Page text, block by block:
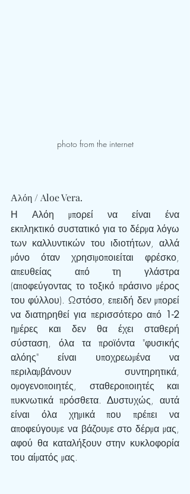
photo from the internet
Αλόη / Aloe Vera.
Η Αλόη μπορεί να είναι ένα
εκπληκτικό συστατικό για το δέρμα λόγω
των καλλυντικών του ιδιοτήτων, αλλά
μόνο όταν χρησιμοποιείται φρέσκο,
απευθείας από τη γλάστρα
(αποφεύγοντας το τοξικό πράσινο μέρος
του φύλλου). Ωστόσο, επειδή δεν μπορεί
να διατηρηθεί για περισσότερο από
ημέρες και δεν θα έχει σταθερή
σύσταση, όλα τα προϊόντα "φυσικής
αλόης" είναι υποχρεωμένα να
περιλαμβάνουν συντηρητικά,
ομογενοποιητές, σταθεροποιητές και
πυκνωτικά πρόσθετα. Δυστυχώς, αυτά
είναι όλα χημικά που πρέπει να
αποφεύγουμε να βάζουμε στο δέρμα μας,
αφού θα καταλήξουν στην κυκλοφορία
του αίματός μας.